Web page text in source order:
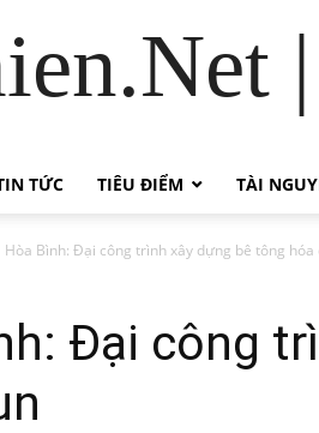
TỨC TIÊU ĐIỂM TÀI
Hòa Bình: Đại công trình xây dựng bê tông
Đại công